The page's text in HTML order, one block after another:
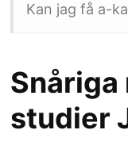
Kan jag få a-
studier